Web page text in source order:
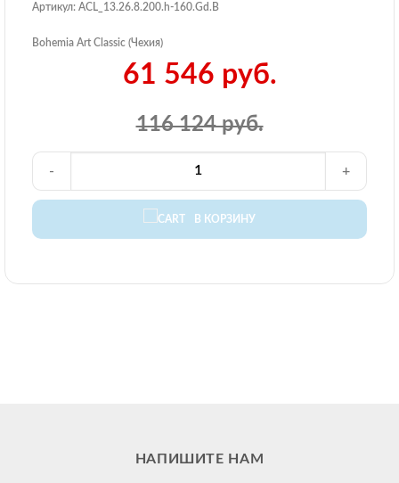
Артикул: ACL_13.26.8.200.h-160.Gd.B
Bohemia Art Classic (Чехия)
116 124 руб.
61 546 руб.
В КОРЗИНУ
- +
НАПИШИТЕ НАМ